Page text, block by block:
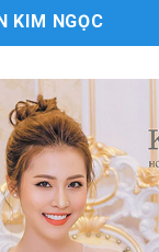
KIM NGỌC